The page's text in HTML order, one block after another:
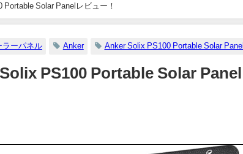
Solar Panelレビュー！
ラーパネル Anker Anker Solix PS100 Portable Solar Panel
PS100 Portable Solar Panel